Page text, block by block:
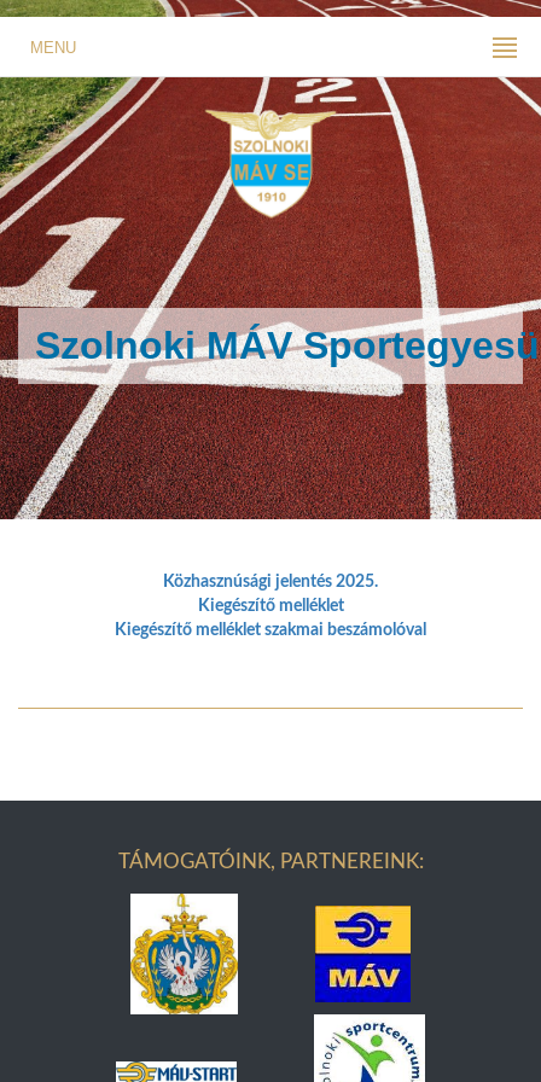
MENU
Szolnoki MÁV
Közhasznúsági jelentés 2025.
Kiegészítő melléklet
Kiegészítő melléklet szakmai beszámolóval
TÁMOGATÓINK, PARTNEREINK: